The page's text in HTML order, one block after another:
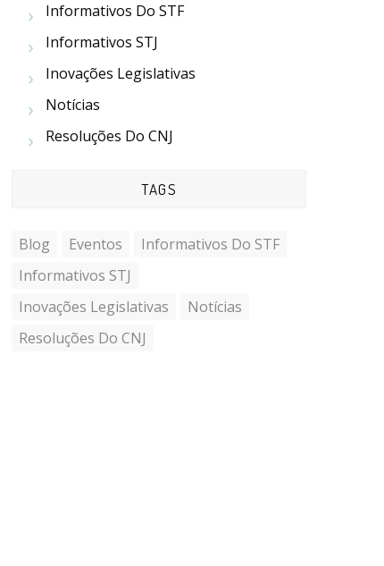
Informativos Do STF
Informativos STJ
Inovações Legislativas
Notícias
Resoluções Do CNJ
TAGS
Blog Eventos
Informativos Do STF
Informativos STJ
Inovações Legislativas
Notícias
Resoluções Do CNJ